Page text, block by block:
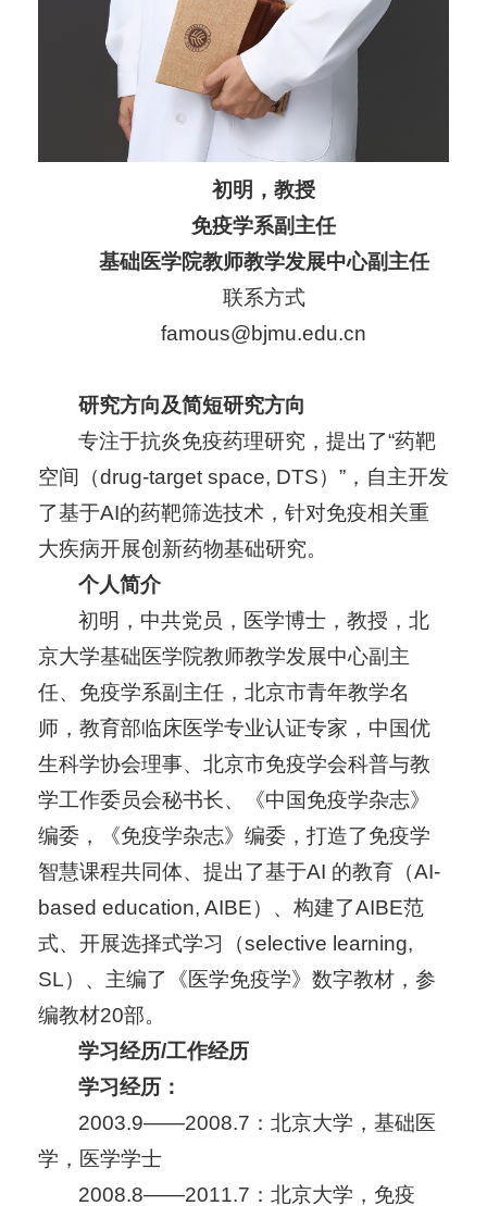
初明，教授
免疫学系副主任
基础医学院教师教学发展中心副主任
联系方式
famous@bjmu.edu.cn
研究方向及简短研究方向
专注于抗炎免疫药理研究，提出了“药靶
空间（drug-target space, DTS）”，自主开发
了基于AI的药靶筛选技术，针对免疫相关重
大疾病开展创新药物基础研究。
个人简介
初明，中共党员，医学博士，教授，北
京大学基础医学院教师教学发展中心副主
任、免疫学系副主任，北京市青年教学名
师，教育部临床医学专业认证专家，中国优
生科学协会理事、北京市免疫学会科普与教
学工作委员会秘书长、《中国免疫学杂志》
编委，《免疫学杂志》编委，打造了免疫学
智慧课程共同体、提出了基于AI 的教育（AI-
based education, AIBE）、构建了AIBE范
式、开展选择式学习（selective learning,
SL）、主编了《医学免疫学》数字教材，参
编教材20部。
学习经历/工作经历
学习经历：
2003.9——2008.7：北京大学，基础医
学，医学学士
2008.8——2011.7：北京大学，免疫